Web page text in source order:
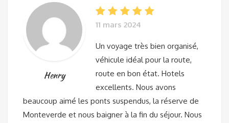
Henry
11 mars 2024
Un voyage très bien organisé,
véhicule idéal pour la route,
route en bon état. Hotels
excellents. Nous avons
beaucoup aimé les ponts suspendus, la réserve de
Monteverde et nous baigner à la fin du séjour. Nous